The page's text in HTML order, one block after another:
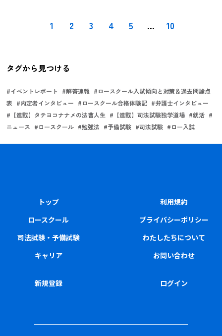
1 2 3 4 5 ... 10
タグから見つける
#イベントレポート #解答速報 #ロースクール入試傾向と対策＆過去問論点
表 #内定者インタビュー #ロースクール合格体験記 #弁護士インタビュー
# 【連載】タテヨコナナメの法曹人生 # 【連載】司法試験独学道場 #就活 #
ニュース #ロースクール #勉強法 #予備試験 #司法試験 #ロー入試
トップ
ロースクール
司法試験・予備試験
キャリア
利用規約
プライバシーポリシー
わたしたちについて
お問い合わせ
新規登録 ログイン